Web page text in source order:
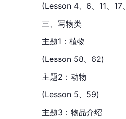
(Lesson 4、6、11、
三、写物类
主题1：植物
(Lesson 58、62)
主题2：动物
(Lesson 5、59)
主题3：物品介绍